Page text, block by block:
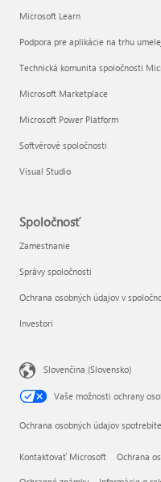
Microsoft Learn
Podpora pre aplikácie na trhu
Technická komunita spoločnosti
Microsoft Marketplace
Microsoft Power Platform
Softvérové spoločnosti
Visual Studio
Spoločnosť
Zamestnanie
Správy spoločnosti
Ochrana osobných údajov v
Investori
Slovenčina (Slovensko)
Vaše možnosti ochrany
Ochrana osobných údajov
Kontaktovať Microsoft Ochrana